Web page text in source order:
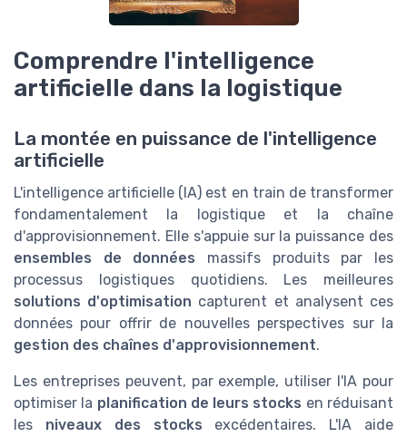
Comprendre l'intelligence
artificielle dans la logistique
La montée en puissance de l'intelligence
artificielle
L'intelligence artificielle (IA) est en train de transformer
fondamentalement la logistique et la chaîne
d'approvisionnement. Elle s'appuie sur la puissance des
ensembles de données massifs produits par les
processus logistiques quotidiens. Les meilleures
solutions d'optimisation capturent et analysent ces
données pour offrir de nouvelles perspectives sur la
gestion des chaînes d'approvisionnement.
Les entreprises peuvent, par exemple, utiliser l'IA pour
optimiser la planification de leurs stocks en réduisant
les niveaux des stocks excédentaires. L'IA aide